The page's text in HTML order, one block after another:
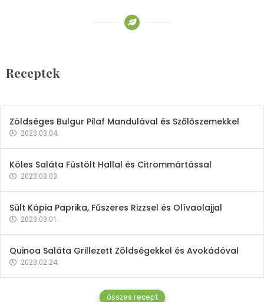
Receptek
2023.03.06.
Zöldséges Bulgur Pilaf Mandulával és Szőlőszemekkel
2023.03.04.
Köles Saláta Füstölt Hallal és Citrommártással
2023.03.03.
Sült Kápia Paprika, Fűszeres Rizzsel és Olívaolajjal
2023.03.01.
Quinoa Saláta Grillezett Zöldségekkel és Avokádóval
2023.02.24.
összes recept
Gyógynövények